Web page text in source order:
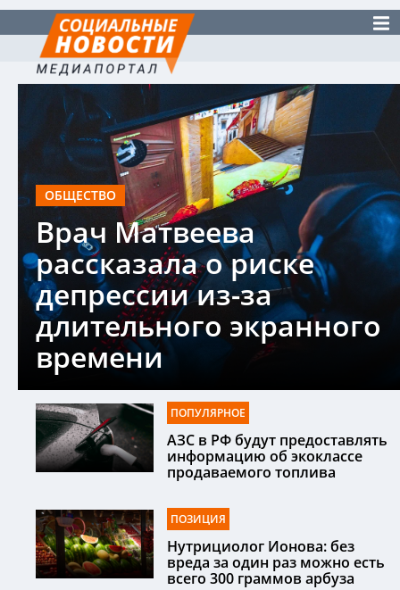
ОБЩЕСТВО
Врач Матвеева
рассказала о риске
депрессии из-за
длительного экранного
времени
ПОПУЛЯРНОЕ
АЗС в РФ будут предоставлять
информацию об экоклассе
продаваемого топлива
ПОЗИЦИЯ
Нутрициолог Ионова: без
вреда за один раз можно есть
всего 300 граммов арбуза